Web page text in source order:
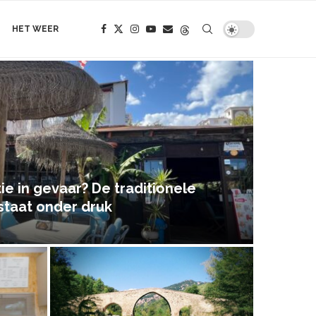
HET WEER
in gevaar? De traditionele
onder druk